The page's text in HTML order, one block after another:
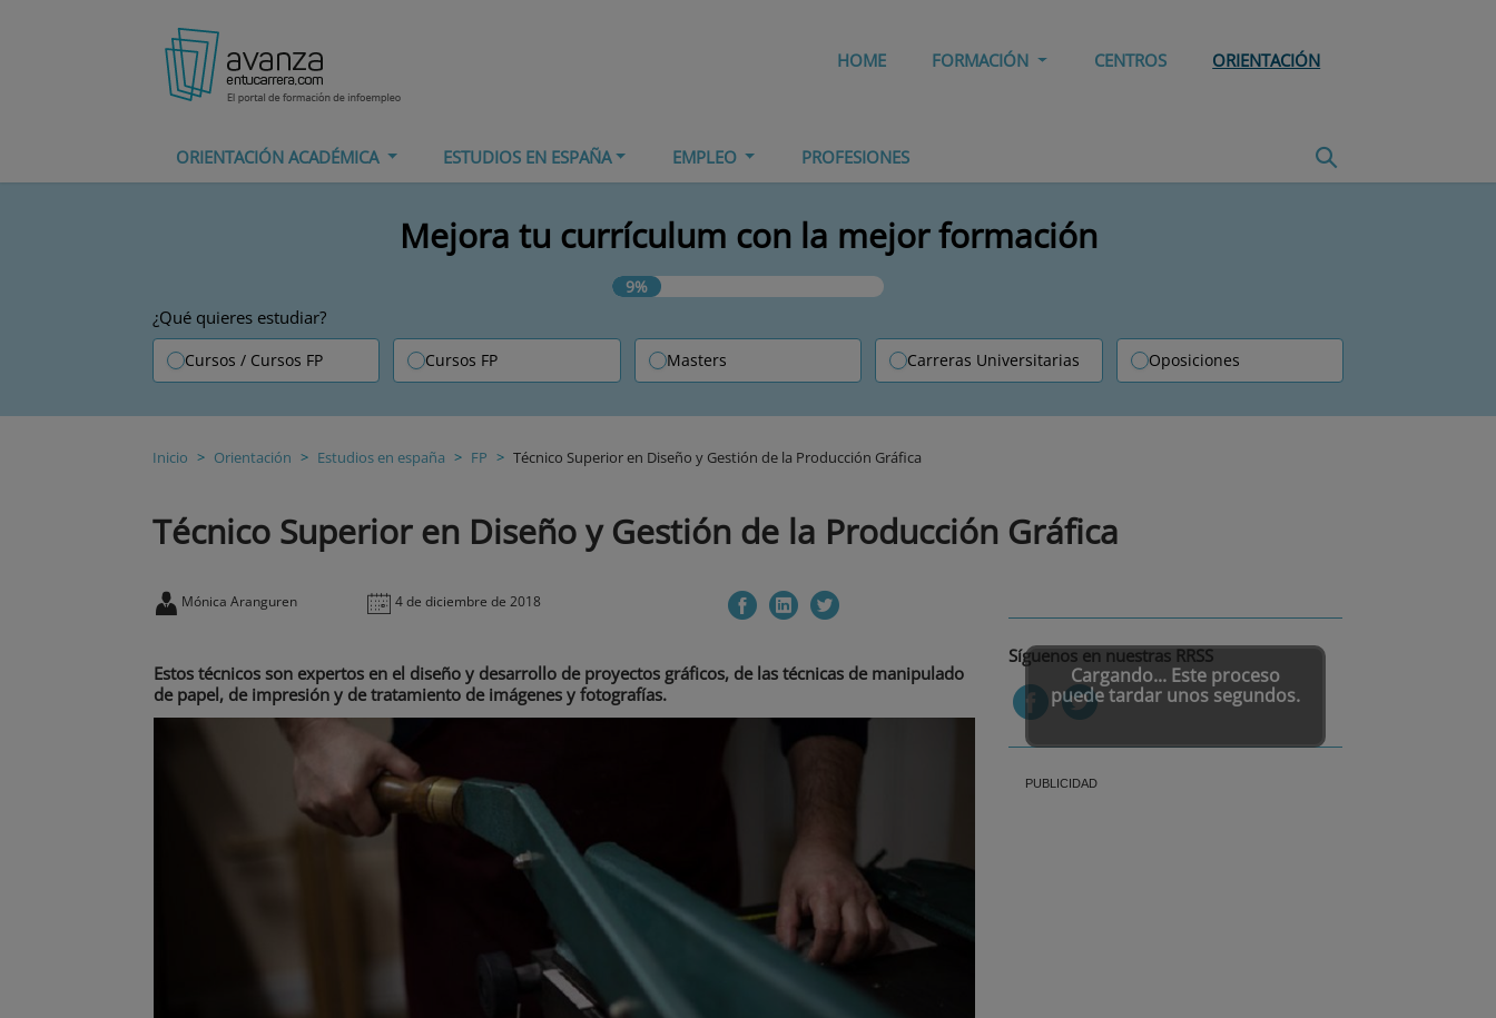
HOME FORMACIÓN CENTROS ORIENTACIÓN
ORIENTACIÓN ACADÉMICA ESTUDIOS EN ESPAÑA EMPLEO PROFESIONES
Mejora tu currículum con la mejor formación
9%
¿Qué quieres estudiar?
Cursos / Cursos FP Cursos FP Masters Carreras Universitarias Oposiciones
Inicio Orientación Estudios en españa FP Técnico Superior en Diseño y Gestión de la Producción Gráfica
Técnico Superior en Diseño y Gestión de la Producción Gráfica
Mónica Aranguren 4 de diciembre de 2018
Estos técnicos son expertos en el diseño y desarrollo de proyectos gráficos, de las técnicas de manipulado
de papel, de impresión y de tratamiento de imágenes y fotografías.
Cargando... Este proceso
puede tardar unos segundos.
Síguenos en nuestras RRSS